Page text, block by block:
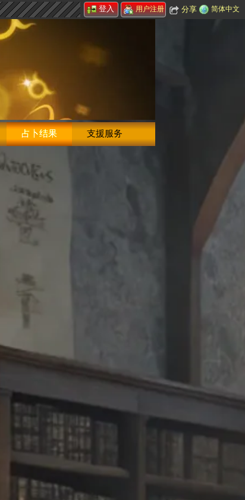
登入 用户注册 分享 简体中文
占卜结果 支援服务